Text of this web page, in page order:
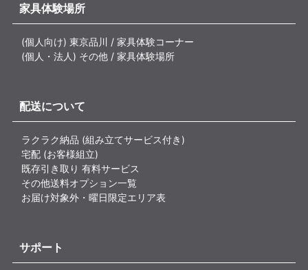
家具体験場所
(個人向け) 東京品川 / 家具体験コーナー
(個人・法人) その他 / 家具体験場所
配送について
ラクラク納品 (組み立てサービス付き)
宅配 (お客様組立)
既存引き取り 有料サービス
その他送料オプション一覧
お届け対象外・曜日限定エリア表
サポート